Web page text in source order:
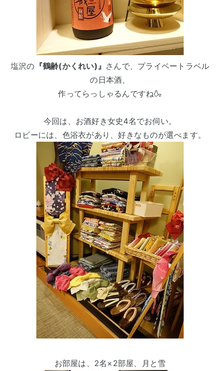
塩沢の 『鶴齢(かくれい)』 さんで、プライベートラベル
の日本酒、
作ってらっしゃるんですね🍶
今回は、お酒好き女史4名でお伺い。
ロビーには、色浴衣があり、好きなものが選べます。
お部屋は、2名×2部屋、月と雪